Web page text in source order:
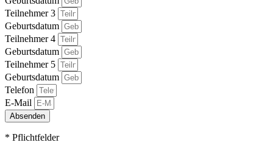
Teilnehmer 3
Geburtsdatum
Teilnehmer 4
Geburtsdatum
Teilnehmer 5
Geburtsdatum
Telefon
E-Mail
Absenden
* Pflichtfelder